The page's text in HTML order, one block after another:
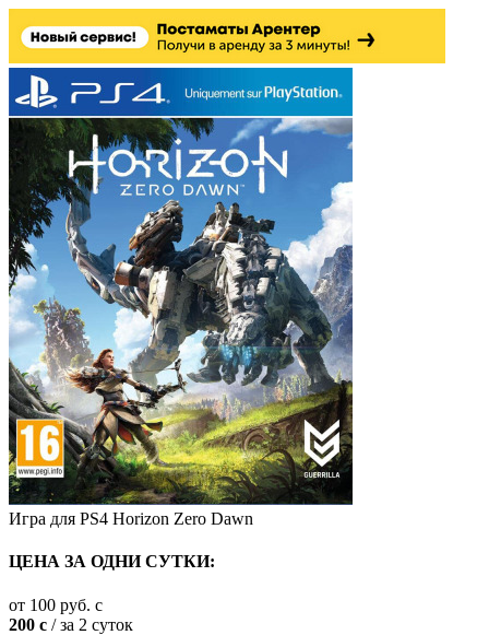
Игра для PS4 Horizon Zero Dawn
ЦЕНА ЗА ОДНИ СУТКИ:
от 100 руб. c
200 c / за 2 суток